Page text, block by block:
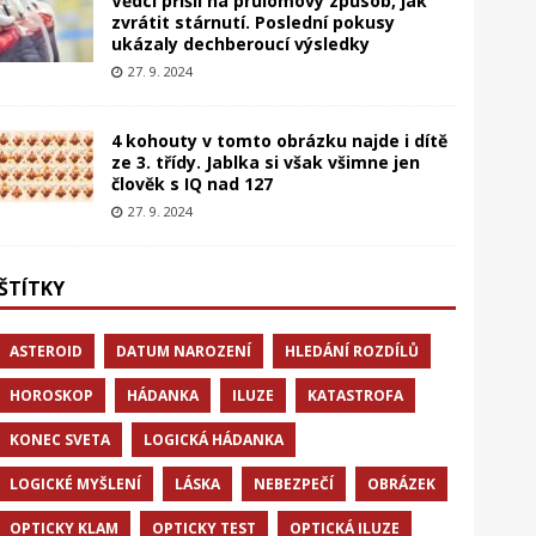
zvrátit stárnutí. Poslední pokusy
ukázaly dechberoucí výsledky
27. 9. 2024
4 kohouty v tomto obrázku najde i dítě
ze 3. třídy. Jablka si však všimne jen
člověk s IQ nad 127
27. 9. 2024
ASTEROID DATUM NAROZENÍ HLEDÁNÍ ROZDÍLŮ
HOROSKOP HÁDANKA ILUZE KATASTROFA
KONEC SVETA LOGICKÁ HÁDANKA
LOGICKÉ MYŠLENÍ LÁSKA NEBEZPEČÍ OBRÁZEK
OPTICKY KLAM OPTICKY TEST OPTICKÁ ILUZE